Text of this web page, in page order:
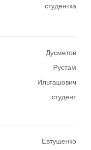
студентка
Дусметов
Рустам
Ильташович
студент
Евтушенко